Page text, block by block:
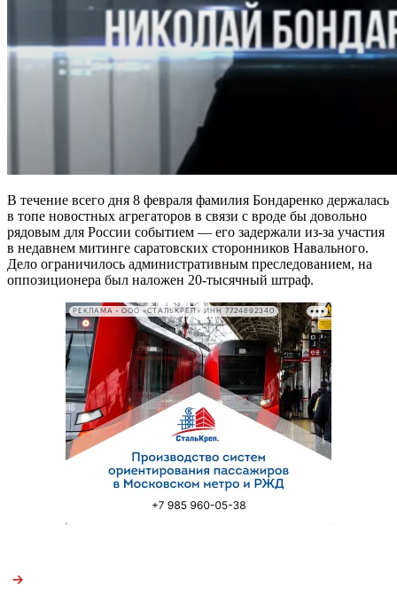
В течение всего дня 8 февраля фамилия Бондаренко держалась
в топе новостных агрегаторов в связи с вроде бы довольно
рядовым для России событием — его задержали из-за участия
в недавнем митинге саратовских сторонников Навального.
Дело ограничилось административным преследованием, на
оппозиционера был наложен 20-тысячный штраф.
РЕКЛАМА • ООО «СТАЛЬКРЕП» ИНН 7724892340